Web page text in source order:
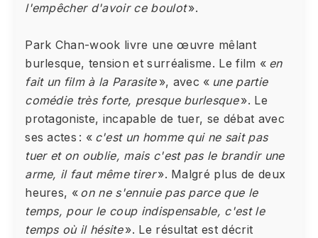
l'empêcher d'avoir ce boulot».
Park Chan-wook livre une œuvre mêlant
burlesque, tension et surréalisme. Le film « en
fait un film à la Parasite», avec « une partie
comédie très forte, presque burlesque». Le
protagoniste, incapable de tuer, se débat avec
ses actes : « c'est un homme qui ne sait pas
tuer et on oublie, mais c'est pas le brandir une
arme, il faut même tirer». Malgré plus de deux
heures, « on ne s'ennuie pas parce que le
temps, pour le coup indispensable, c'est le
temps où il hésite». Le résultat est décrit